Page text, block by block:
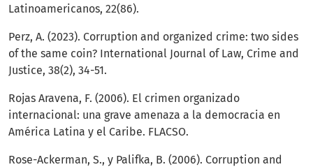
Latinoamericanos, 22(86).
Perz, A. (2023). Corruption and organized crime: two sides
of the same coin? International Journal of Law, Crime and
Justice, 38(2), 34-51.
Rojas Aravena, F. (2006). El crimen organizado
internacional: una grave amenaza a la democracia en
América Latina y el Caribe. FLACSO.
Rose-Ackerman, S., y Palifka, B. (2006). Corruption and